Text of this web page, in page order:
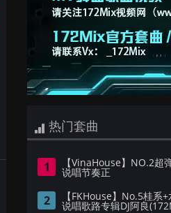
热门套曲
1 【VinaHouse】NO.2超
说唱节奏正
2 【FKHouse】No.5桂系
说唱歌路专辑DJ阿良